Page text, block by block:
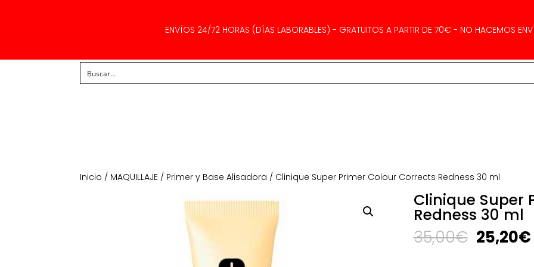
ENVÍOS 24/72 HORAS (DÍAS LABORABLES) - GRATUITOS A PARTIR DE 70€ - NO HACEMOS
Inicio / MAQUILLAJE / Primer y Base Alisadora / Clinique Super Primer Colour Corrects Redness 30 ml
Clinique Super
Redness 30 ml
35,00€ El
precio
25,20€El